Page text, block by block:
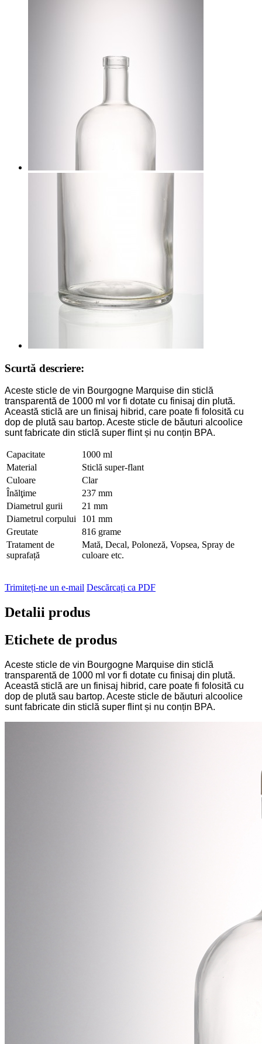
Scurtă descriere:
Aceste sticle de vin Bourgogne Marquise din sticlă
transparentă de 1000 ml vor fi dotate cu finisaj din plută.
Această sticlă are un finisaj hibrid, care poate fi folosită cu
dop de plută sau bartop. Aceste sticle de băuturi alcoolice
sunt fabricate din sticlă super flint și nu conțin BPA.
Capacitate
1000 ml
Material
Sticlă super-flant
Culoare
Clar
Înălţime
237 mm
Diametrul gurii
21 mm
Diametrul corpului
101 mm
Greutate
816 grame
Tratament de
suprafață
Mată, Decal, Poloneză, Vopsea, Spray de
culoare etc.
Trimiteți-ne un e-mail Descărcați ca PDF
Detalii produs
Etichete de produs
Aceste sticle de vin Bourgogne Marquise din sticlă
transparentă de 1000 ml vor fi dotate cu finisaj din plută.
Această sticlă are un finisaj hibrid, care poate fi folosită cu
dop de plută sau bartop. Aceste sticle de băuturi alcoolice
sunt fabricate din sticlă super flint și nu conțin BPA.